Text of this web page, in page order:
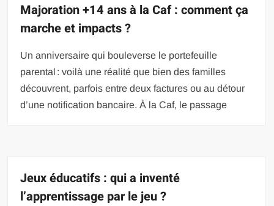
Majoration +14 ans à la Caf : comment ça
marche et impacts ?
Un anniversaire qui bouleverse le portefeuille
parental : voilà une réalité que bien des familles
découvrent, parfois entre deux factures ou au détour
d’une notification bancaire. À la Caf, le passage
Jeux éducatifs : qui a inventé
l’apprentissage par le jeu ?